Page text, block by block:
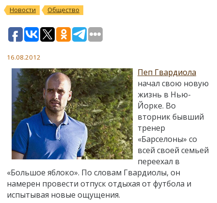
Новости Общество
16.08.2012
Пеп Гвардиола
начал свою новую
жизнь в Нью-
Йорке. Во
вторник бывший
тренер
«Барселоны» со
всей своей семьей
переехал в
«Большое яблоко». По словам Гвардиолы, он
намерен провести отпуск отдыхая от футбола и
испытывая новые ощущения.